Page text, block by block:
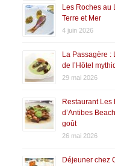
Les Roches au
Terre et Mer
4 juin 2026
La Passagère :
de l’Hôtel
29 mai 2026
Restaurant Les
d’Antibes
goût
26 mai 2026
Déjeuner chez